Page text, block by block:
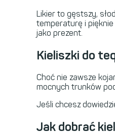
Likier to gęstszy,
temperaturę i
jako prezent.
Kieliszki do
Choć nie zawsze
mocnych trunków
Jeśli chcesz
Jak dobrać